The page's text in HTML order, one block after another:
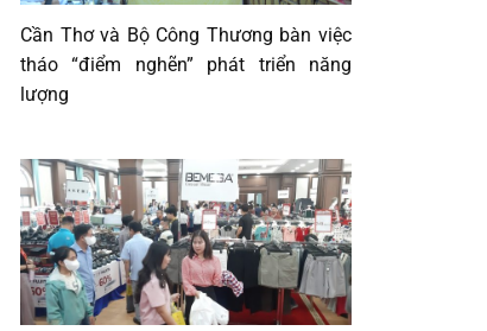
Cần Thơ và Bộ Công Thương bàn việc
tháo “điểm nghẽn” phát triển năng
lượng